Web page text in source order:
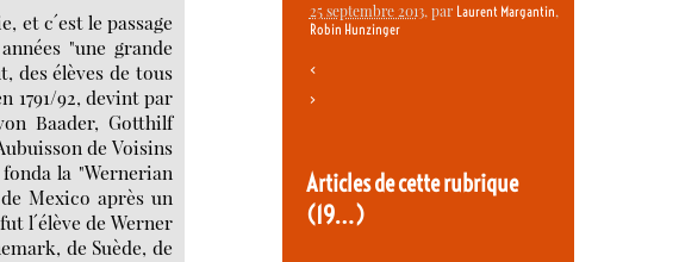
et c´est le passage
"une grande
des élèves de tous
1791/92, devint par
Baader, Gotthilf
de Voisins
la "Wernerian
Mexico après un
l´élève de Werner
de Suède, de
25 septembre 2013, par Laurent Margantin,
Robin Hunzinger
<
>
Articles de cette rubrique
(19…)